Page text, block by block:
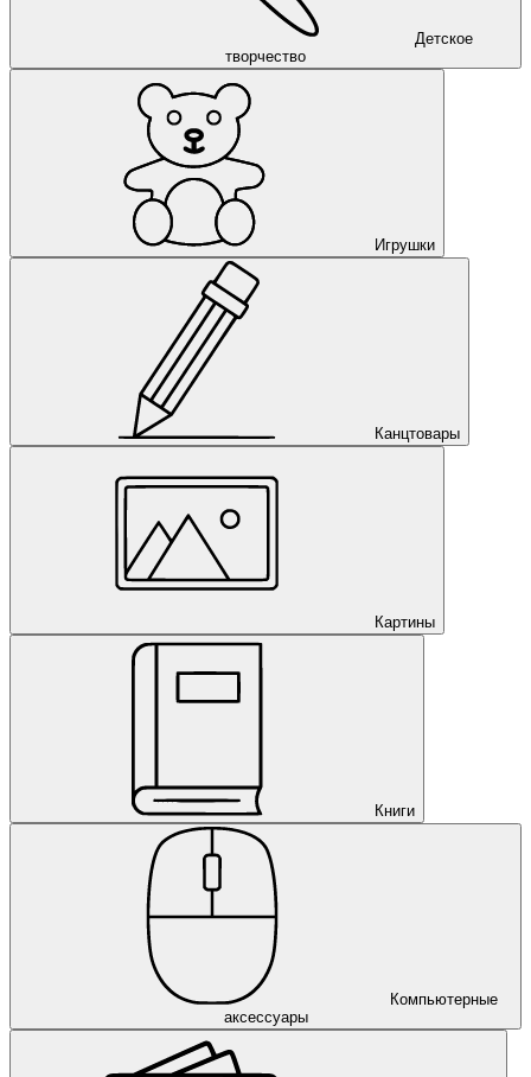
Детское
творчество
Игрушки
Канцтовары
Картины
Книги
Компьютерные
аксессуары